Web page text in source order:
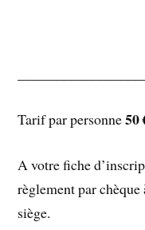
Tarif par personne50
A votre fiche
règlement par chèque
siège.